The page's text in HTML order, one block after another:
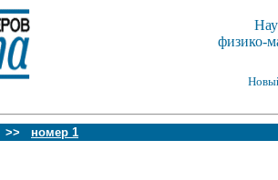
физико-
>> номер 1